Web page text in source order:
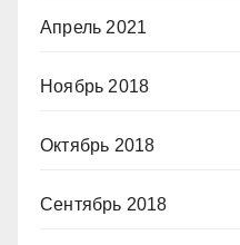
Апрель 2021
Ноябрь 2018
Октябрь 2018
Сентябрь 2018